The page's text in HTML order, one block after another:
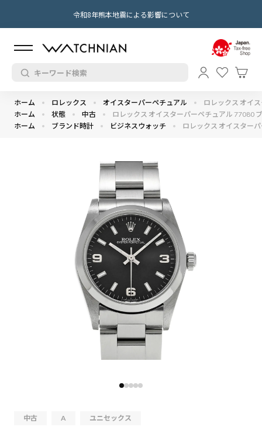
令和8年熊本地震による影響について
ホーム ロレックス オイスターパーペチュアル
ロレックス オイ
ホーム
状態 中古
ロレックス オイスターパーペチュアル 77080
ホーム
ブランド時計 ビジネスウォッチ ロレックス オイスター
中古 A ユニセックス